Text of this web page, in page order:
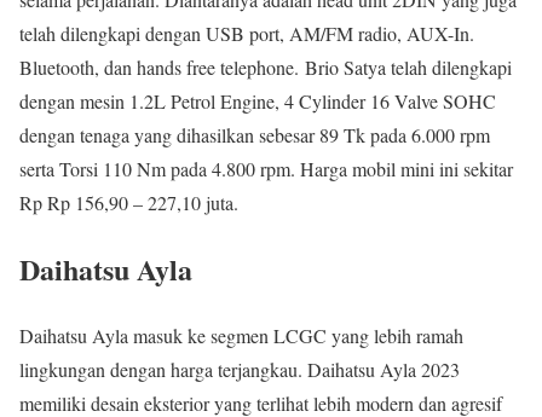
telah dilengkapi dengan USB port, AM/FM radio, AUX-In.
Bluetooth, dan hands free telephone. Brio Satya telah dilengkapi
dengan mesin 1.2L Petrol Engine, 4 Cylinder 16 Valve SOHC
dengan tenaga yang dihasilkan sebesar 89 Tk pada 6.000 rpm
serta Torsi 110 Nm pada 4.800 rpm. Harga mobil mini ini sekitar
Rp Rp 156,90 – 227,10 juta.
Daihatsu Ayla
Daihatsu Ayla masuk ke segmen LCGC yang lebih ramah
lingkungan dengan harga terjangkau. Daihatsu Ayla 2023
memiliki desain eksterior yang terlihat lebih modern dan agresif